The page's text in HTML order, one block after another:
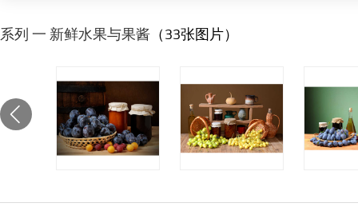
系列 一 新鲜水果与果酱 （33张图片）